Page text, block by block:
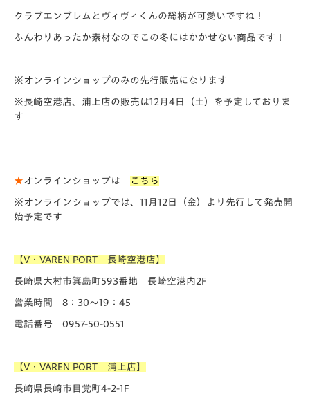
クラブエンブレムとヴィヴィくんの総柄が可愛いですね！
ふんわりあったか素材なのでこの冬にはかかせない商品です！
※オンラインショップのみの先行販売になります
※長崎空港店、浦上店の販売は12月4日（土）を予定しておりま
す
★オンラインショップは こちら
※オンラインショップでは、11月12日（金）より先行して発売開
始予定です
【V・VAREN PORT 長崎空港店】
長崎県大村市箕島町593番地 長崎空港内2F
営業時間 8：30～19：45
電話番号 0957-50-0551
【V・VAREN PORT 浦上店】
長崎県長崎市目覚町4-2-1F